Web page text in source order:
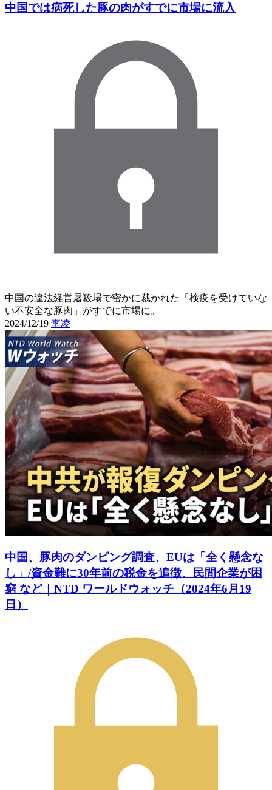
中国では病死した豚の肉がすでに市場に流入
中国の違法経営屠殺場で密かに裁かれた「検疫を受けていな
い不安全な豚肉」がすでに市場に。
2024/12/19 李凌
中国、豚肉のダンピング調査、EUは「全く懸念な
し」/資金難に30年前の税金を追徴、民間企業が困
窮 など｜NTD ワールドウォッチ（2024年6月19
日）